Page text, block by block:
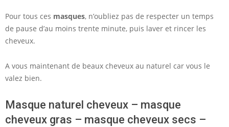
Pour tous ces masques, n’oubliez pas de respecter un temps
de pause d’au moins trente minute, puis laver et rincer les
cheveux.
A vous maintenant de beaux cheveux au naturel car vous le
valez bien.
Masque naturel cheveux – masque
cheveux gras – masque cheveux secs –